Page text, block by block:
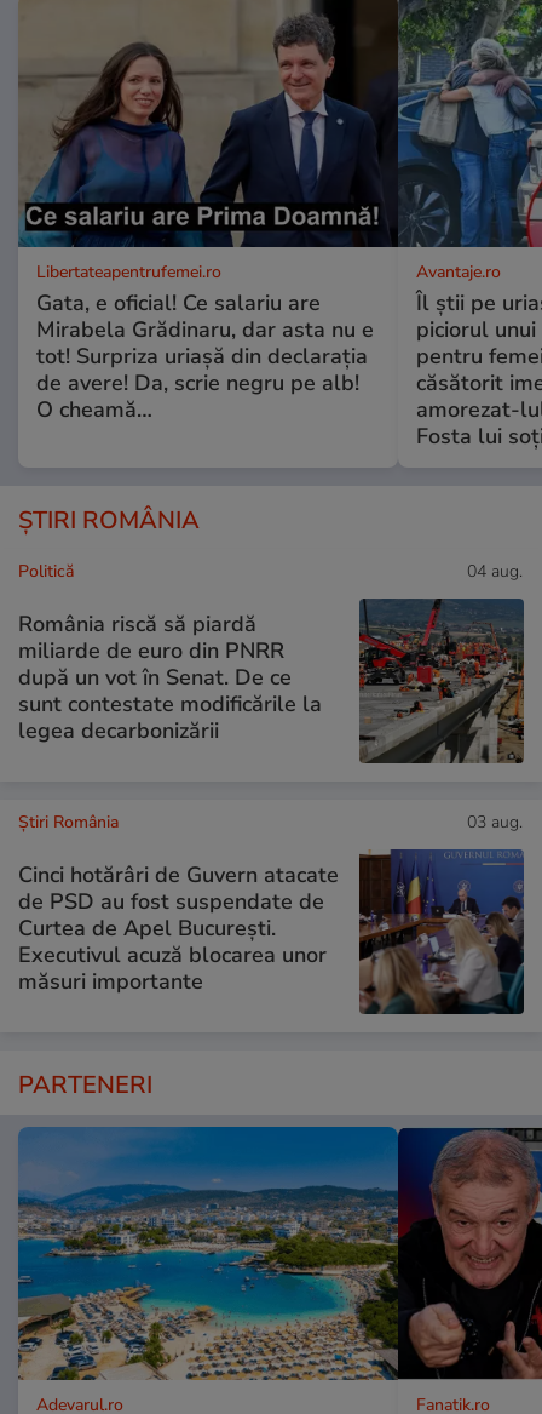
Libertateapentrufemei.ro
Gata, e oficial! Ce salariu are
Mirabela Grădinaru, dar asta nu e
tot! Surpriza uriașă din declarația
de avere! Da, scrie negru pe alb!
O cheamă…
Avantaje.ro
Îl știi pe
piciorul
pentru
căsătorit
amorezat-
Fosta lui
ȘTIRI ROMÂNIA
Politică 04 aug.
România riscă să piardă
miliarde de euro din PNRR
după un vot în Senat. De ce
sunt contestate modificările la
legea decarbonizării
Știri România 03 aug.
Cinci hotărâri de Guvern atacate
de PSD au fost suspendate de
Curtea de Apel București.
Executivul acuză blocarea unor
măsuri importante
PARTENERI
Adevarul.ro Fanatik.ro